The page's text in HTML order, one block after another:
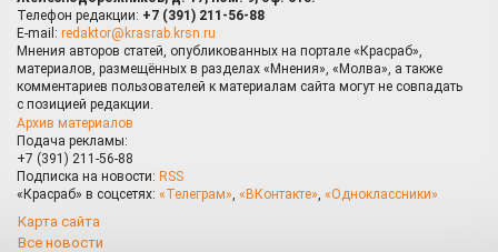
Телефон редакции: +7 (391) 211-56-88
E-mail: redaktor@krasrab.krsn.ru
Мнения авторов статей, опубликованных на портале «Красраб»,
материалов, размещённых в разделах «Мнения», «Молва», а также
комментариев пользователей к материалам сайта могут не совпадать
с позицией редакции.
Архив материалов
Подача рекламы:
+7 (391) 211-56-88
Подписка на новости: RSS
«Красраб» в соцсетях: «Телеграм», «ВКонтакте», «Одноклассники»
Карта сайта
Все новости